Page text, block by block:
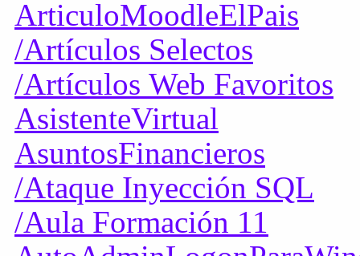
ArticuloMoodleElPais
/Artículos Selectos
/Artículos Web Favoritos
AsistenteVirtual
AsuntosFinancieros
/Ataque Inyección SQL
/Aula Formación 11